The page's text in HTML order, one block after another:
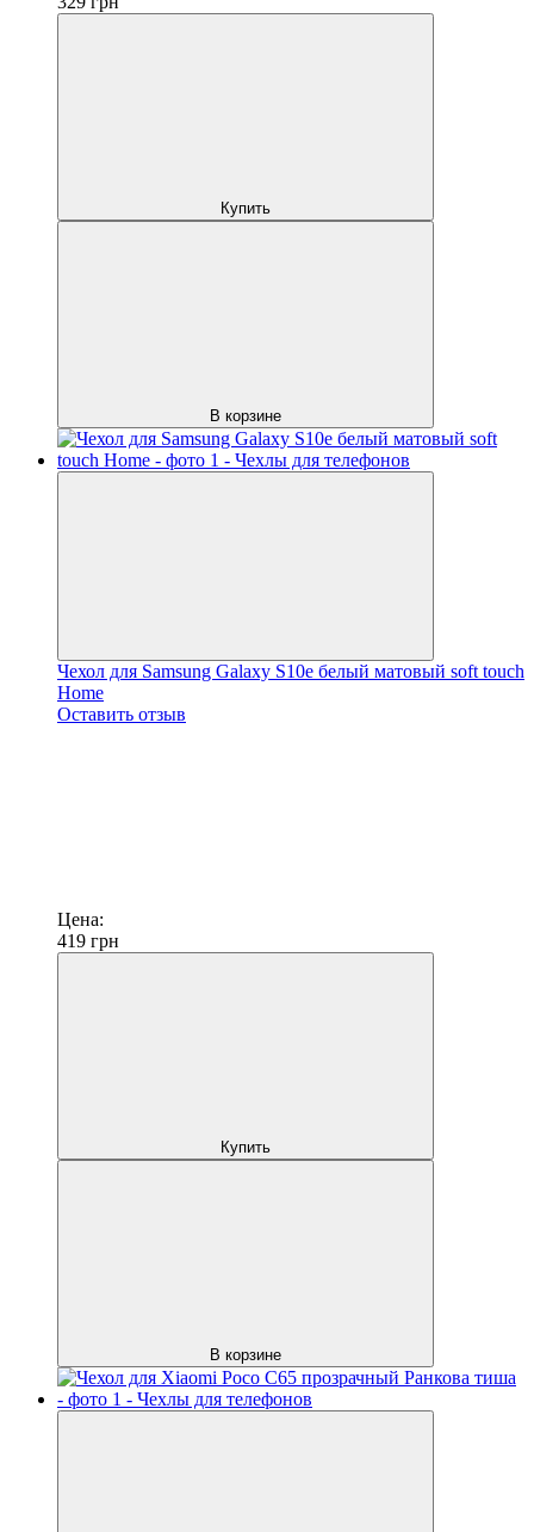
Купить
В корзине
Чехол для Samsung Galaxy S10e белый матовый soft touch
Home
Оставить отзыв
Цена:
419 грн
Купить
В корзине